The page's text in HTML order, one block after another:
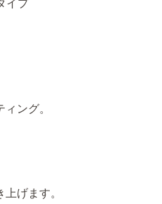
イプ
ング。
げます。